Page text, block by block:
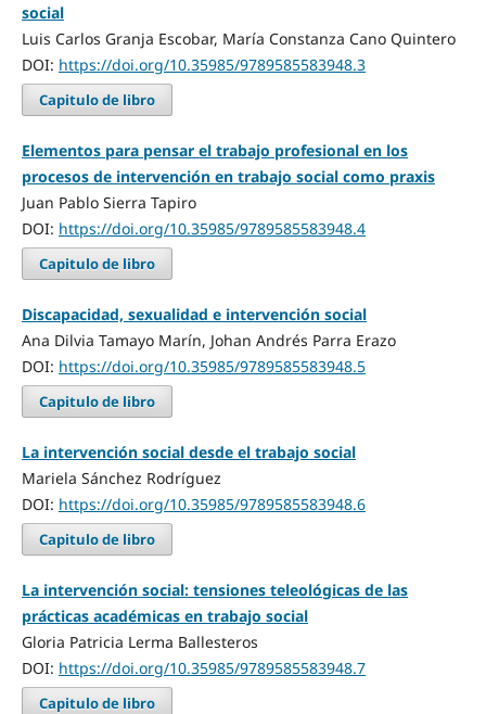
social
Luis Carlos Granja Escobar, María Constanza Cano Quintero
DOI: https://doi.org/10.35985/9789585583948.3
Capitulo de libro
Elementos para pensar el trabajo profesional en los
procesos de intervención en trabajo social como praxis
Juan Pablo Sierra Tapiro
DOI: https://doi.org/10.35985/9789585583948.4
Capitulo de libro
Discapacidad, sexualidad e intervención social
Ana Dilvia Tamayo Marín, Johan Andrés Parra Erazo
DOI: https://doi.org/10.35985/9789585583948.5
Capitulo de libro
La intervención social desde el trabajo social
Mariela Sánchez Rodríguez
DOI: https://doi.org/10.35985/9789585583948.6
Capitulo de libro
La intervención social: tensiones teleológicas de las
prácticas académicas en trabajo social
Gloria Patricia Lerma Ballesteros
DOI: https://doi.org/10.35985/9789585583948.7
Capitulo de libro